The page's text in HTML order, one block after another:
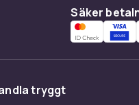
Säker
tryggt